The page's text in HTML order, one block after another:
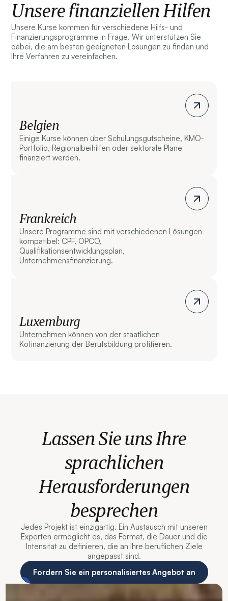
Unsere finanziellen Hilfen
Unsere Kurse kommen für verschiedene Hilfs- und
Finanzierungsprogramme in Frage. Wir unterstützen Sie
dabei, die am besten geeigneten Lösungen zu finden und
Ihre Verfahren zu vereinfachen.
Belgien
Einige Kurse können über Schulungsgutscheine, KMO-
Portfolio, Regionalbeihilfen oder sektorale Pläne
finanziert werden.
Frankreich
Unsere Programme sind mit verschiedenen Lösungen
kompatibel: CPF, OPCO,
Qualifikationsentwicklungsplan,
Unternehmensfinanzierung.
Luxemburg
Unternehmen können von der staatlichen
Kofinanzierung der Berufsbildung profitieren.
Lassen Sie uns Ihre
sprachlichen
Herausforderungen
besprechen
Jedes Projekt ist einzigartig. Ein Austausch mit unseren
Experten ermöglicht es, das Format, die Dauer und die
Intensität zu definieren, die an Ihre beruflichen Ziele
angepasst sind.
Fordern Sie ein personalisiertes Angebot an